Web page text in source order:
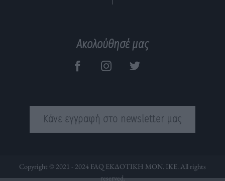
Ακολούθησέ μας
Κάνε εγγραφή στο newsletter μας
Copyright © 2021 - 2024 FAQ ΕΚΔΟΤΙΚΗ ΜΟΝ. ΙΚΕ. All rights
reserved.